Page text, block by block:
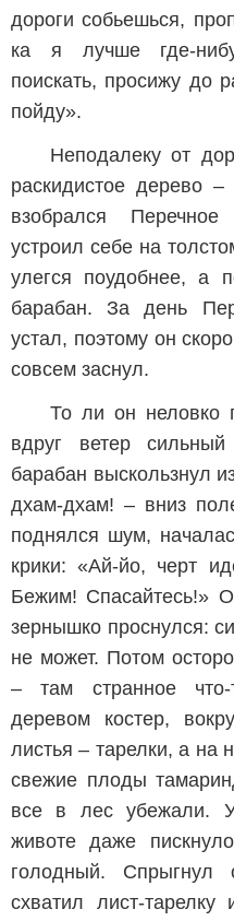
дороги собьешься,
ка я лучше где-
поискать, просижу до
пойду».
Неподалеку от
раскидистое дерево
взобрался
устроил себе на
улегся поудобнее, а
барабан. За день
устал, поэтому он
совсем заснул.
То ли он неловко
вдруг ветер
барабан выскользнул
дхам-дхам! – вниз
поднялся шум,
крики: «Ай-йо, черт
Бежим! Спасайтесь!»
зернышко проснулся:
не может. Потом
– там странное
деревом костер,
листья – тарелки, а на
свежие плоды
все в лес убежали.
животе даже
голодный.
схватил лист-